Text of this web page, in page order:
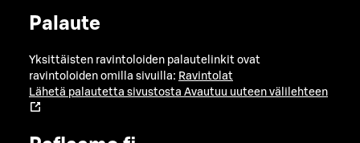
Palaute
Yksittäisten ravintoloiden palautelinkit ovat
ravintoloiden omilla sivuilla: Ravintolat
Lähetä palautetta sivustosta Avautuu uuteen välilehteen